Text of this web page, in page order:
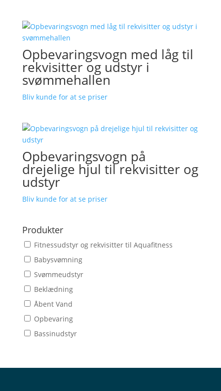
Opbevaringsvogn med låg til
rekvisitter og udstyr i
svømmehallen
Bliv kunde for at se priser
Opbevaringsvogn på
drejelige hjul til rekvisitter og
udstyr
Bliv kunde for at se priser
Produkter
Fitnessudstyr og rekvisitter til Aquafitness
Babysvømning
Svømmeudstyr
Beklædning
Åbent Vand
Opbevaring
Bassinudstyr